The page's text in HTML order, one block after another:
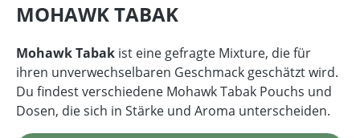
MOHAWK TABAK
Mohawk Tabak ist eine gefragte Mixture, die für
ihren unverwechselbaren Geschmack geschätzt wird.
Du findest verschiedene Mohawk Tabak Pouchs und
Dosen, die sich in Stärke und Aroma unterscheiden.